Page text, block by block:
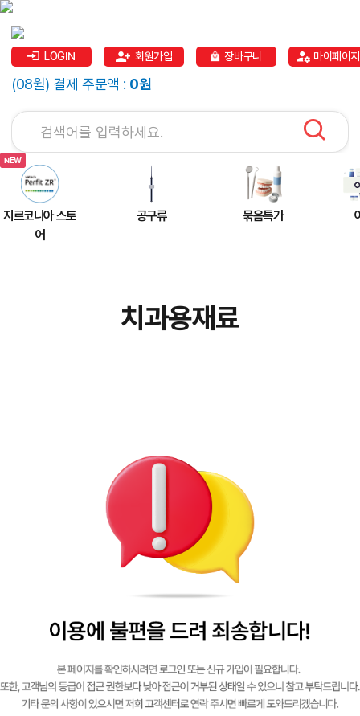
LOGIN 회원가입 장바구니 마이페이지
(08월) 결제 주문액 : 0원
지르코니아 스토
어
공구류 묶음특가
치과용재료